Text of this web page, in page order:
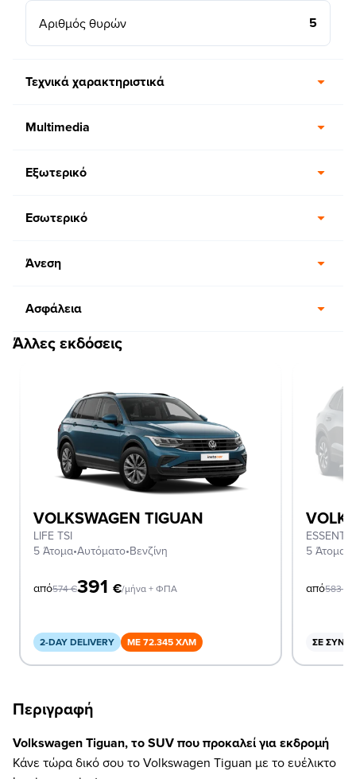
Αριθμός θυρών 5
Τεχνικά χαρακτηριστικά
Multimedia
Εξωτερικό
Εσωτερικό
Άνεση
Ασφάλεια
Άλλες εκδόσεις
VOLKSWAGEN TIGUAN
LIFE TSI
5 Άτομα•Αυτόματο•Βενζίνη
από574€391 €/μήνα + ΦΠΑ
2-DAY DELIVERY ΜΕ 72.345 ΧΛΜ
5 Άτομα
από583
ΣΕ
Περιγραφή
Volkswagen Tiguan, το SUV που προκαλεί για εκδρομή
Κάνε τώρα δικό σου το Volkswagen Tiguan με το ευέλικτο